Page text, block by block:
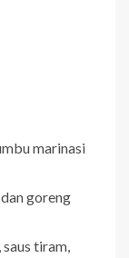
marinasi
goreng
tiram,